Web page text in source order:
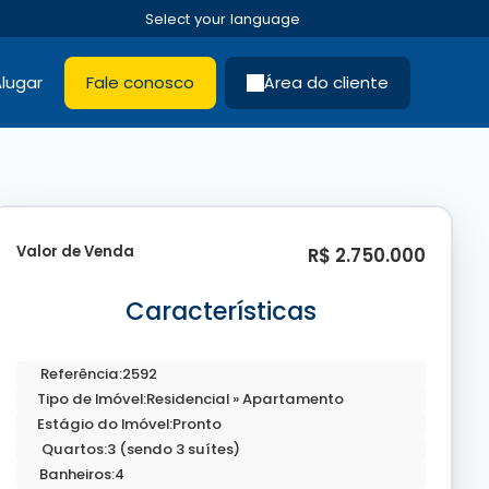
Área do cliente
Fale conosco
R$ 2.750.000
Valor de Venda
Características
Referência:2592
Tipo de Imóvel:Residencial »Apartamento
Estágio do Imóvel:Pronto
Quartos:3 (sendo 3 suítes)
Banheiros:4